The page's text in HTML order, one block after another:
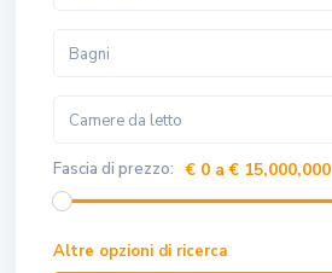
Bagni
Camere da letto
Fascia di prezzo: € 0 a € 15,000,000
Altre opzioni di ricerca